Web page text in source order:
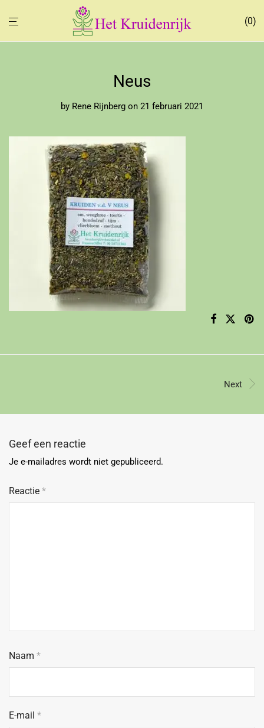
0
Neus
by Rene Rijnberg on 21 februari 2021
Next
Geef een reactie
Je e-mailadres wordt niet gepubliceerd.
Reactie *
Naam *
E-mail *